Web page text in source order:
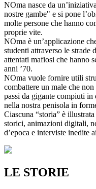
NOma nasce da
nostre gambe" e si pone
molte persone che hanno
proprie vite.
NOma è un’applicazione
studenti attraverso le
attentati mafiosi che hanno
anni ’70.
NOma vuole fornire utili
combattere un male che
passi da gigante compiuti
nella nostra penisola in
Ciascuna “storia” è
storici, animazioni digitali,
d’epoca e interviste inedite
LE STORIE